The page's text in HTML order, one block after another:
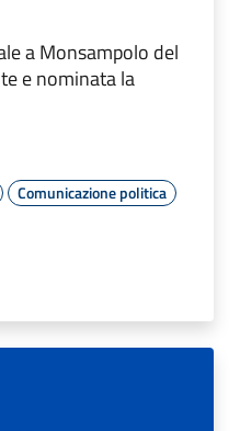
a Monsampolo del
e nominata la
Comunicazione politica